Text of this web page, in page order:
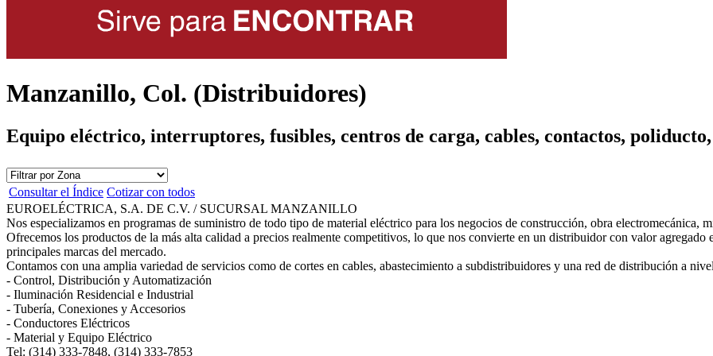
Manzanillo, Col. (Distribuidores)
Equipo eléctrico, interruptores, fusibles, centros de carga, cables, contactos,
Consultar el Índice Cotizar con todos
EUROELÉCTRICA, S.A. DE C.V. / SUCURSAL MANZANILLO
Nos especializamos en programas de suministro de todo tipo de material eléctrico para los negocios de construcción, obra electromecánica,
Ofrecemos los productos de la más alta calidad a precios realmente competitivos, lo que nos convierte en un distribuidor con valor
principales marcas del mercado.
Contamos con una amplia variedad de servicios como de cortes en cables, abastecimiento a subdistribuidores y una red de distribución a
- Control, Distribución y Automatización
- Iluminación Residencial e Industrial
- Tubería, Conexiones y Accesorios
- Conductores Eléctricos
- Material y Equipo Eléctrico
Tel: (314) 333-7848, (314) 333-7853